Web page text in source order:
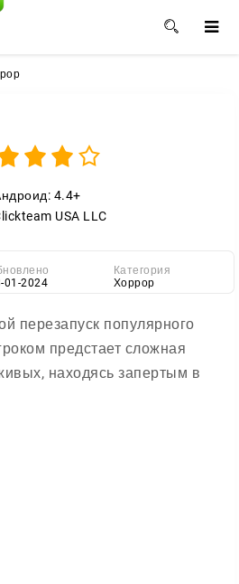
4.4+
USA LLC
01-2024
Категория
Хоррор
перезапуск популярного
предстает сложная
находясь запертым в